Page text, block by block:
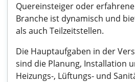
Quereinsteiger oder
Branche ist dynamisch und
als auch Teilzeitstellen.
Die Hauptaufgaben in der
sind die Planung, Installation
Heizungs-, Lüftungs- und